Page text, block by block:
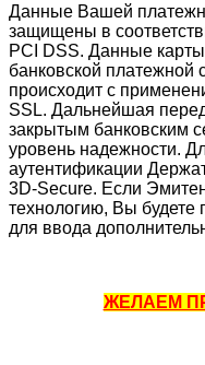
Данные Вашей
защищены в
PCI DSS. Данные
банковской
происходит с
SSL. Дальнейшая
закрытым банковским
уровень надежности.
аутентификации
3D-Secure. Если
технологию, Вы будете
для ввода
ЖЕЛАЕМ